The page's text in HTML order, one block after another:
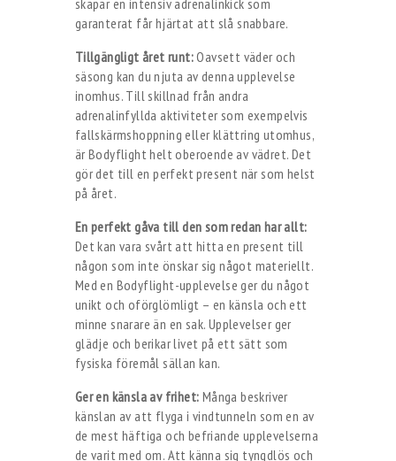
skapar en intensiv adrenalinkick som
garanterat får hjärtat att slå snabbare.
Tillgängligt året runt:Oavsett väder och
säsong kan du njuta av denna upplevelse
inomhus. Till skillnad från andra
adrenalinfyllda aktiviteter som exempelvis
fallskärmshoppning eller klättring utomhus,
är Bodyflight helt oberoende av vädret. Det
gör det till en perfekt present när som helst
på året.
En perfekt gåva till den som redan har allt:
Det kan vara svårt att hitta en present till
någon som inte önskar sig något materiellt.
Med en Bodyflight-upplevelse ger du något
unikt och oförglömligt – en känsla och ett
minne snarare än en sak. Upplevelser ger
glädje och berikar livet på ett sätt som
fysiska föremål sällan kan.
Ger en känsla av frihet: Många beskriver
känslan av att flyga i vindtunneln som en av
de mest häftiga och befriande upplevelserna
de varit med om. Att känna sig tyngdlös och